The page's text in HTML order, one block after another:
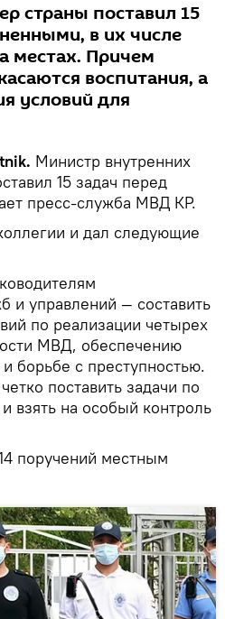
страны поставил 15
в их числе
местах. Причем
воспитания, а
условий для
Министр внутренних
15 задач перед
пресс-служба МВД КР.
и дал следующие
и управлений — составить
по реализации четырех
МВД, обеспечению
борьбе с преступностью.
поставить задачи по
взять на особый контроль
поручений местным